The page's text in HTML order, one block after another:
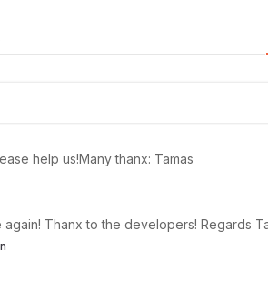
help us!Many thanx: Tamas
Thanx to the developers! Regards